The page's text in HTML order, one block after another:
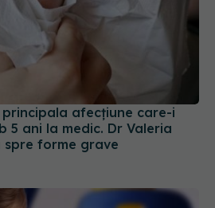
5 ani la medic. Dr Valeria
forme grave